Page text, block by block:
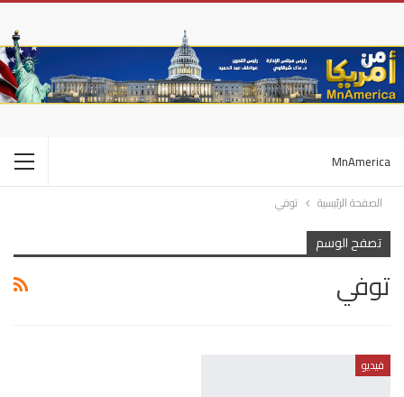
MnAmerica
الصفحة الرئيسية توفي
تصفح الوسم
توفي
فيديو